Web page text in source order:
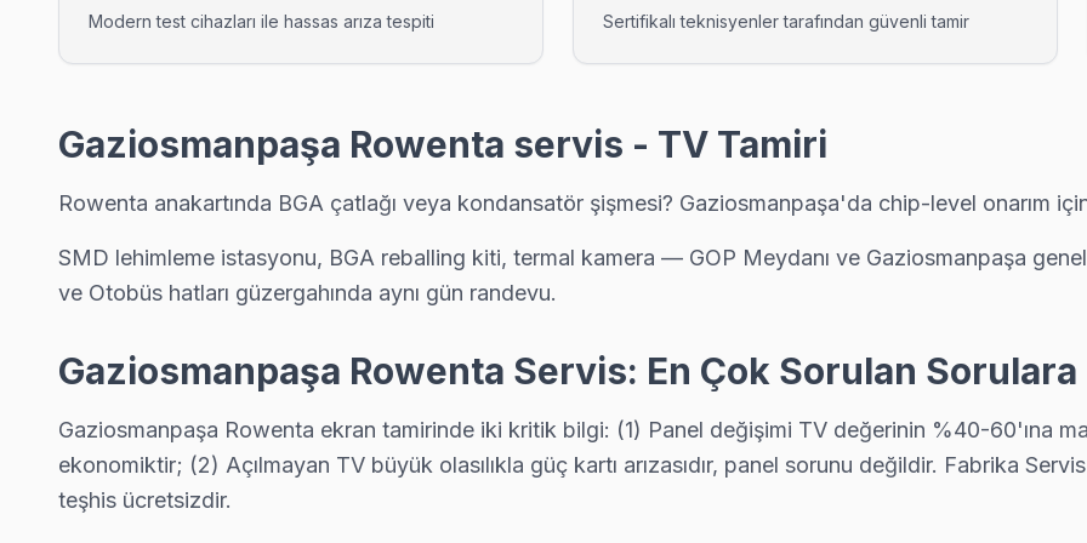
Karayolları mahallesi Rowenta TV servis hattımız günlük olarak bu bölgeye uğruyor. 15 yıllık deneyimle Rowenta anakart, panel
Rowenta Servis Merkezi →
Karlıtepe sakinleri Rowenta TV arızaları için sık bizi tercih ediyor: şeffaf fiyat, yazılı garanti, aynı gün servis. Gaziosmanpaşa
Rowenta Servis Merkezi →
Kazım Karabekir Rowenta Servis
Kazım Karabekir'deki Rowenta TV sahiplerinin yüzde sekseni tamir için bizi seçiyor çünkü Gaziosmanpaşa genelinde 6 ay
Gaziosmanpaşa Rowenta Servis →
Mevlana Rowenta Servis
Rowenta TV Mevlana adresinde firmware güncellemesi sonrası donuyorsa bu bilinen bir yazılım sorunu. Teknik ekibimiz
Modern test cihazları ile hassas arıza tespiti Sertifikalı teknisyenler tarafından güvenli tamir
Gaziosmanpaşa Rowenta servis - TV Tamiri
Rowenta anakartında BGA çatlağı veya kondansatör şişmesi? Gaziosmanpaşa'da chip-level onarım
SMD lehimleme istasyonu, BGA reballing kiti, termal kamera — GOP Meydanı ve Gaziosmanpaşa
ve Otobüs hatları güzergahında aynı gün randevu.
Gaziosmanpaşa Rowenta Servis: En Çok Sorulan Sorulara
Gaziosmanpaşa Rowenta ekran tamirinde iki kritik bilgi: (1) Panel değişimi TV değerinin %40-60'ına
ekonomiktir; (2) Açılmayan TV büyük olasılıkla güç kartı arızasıdır, panel sorunu değildir. Fabrika
teşhis ücretsizdir.